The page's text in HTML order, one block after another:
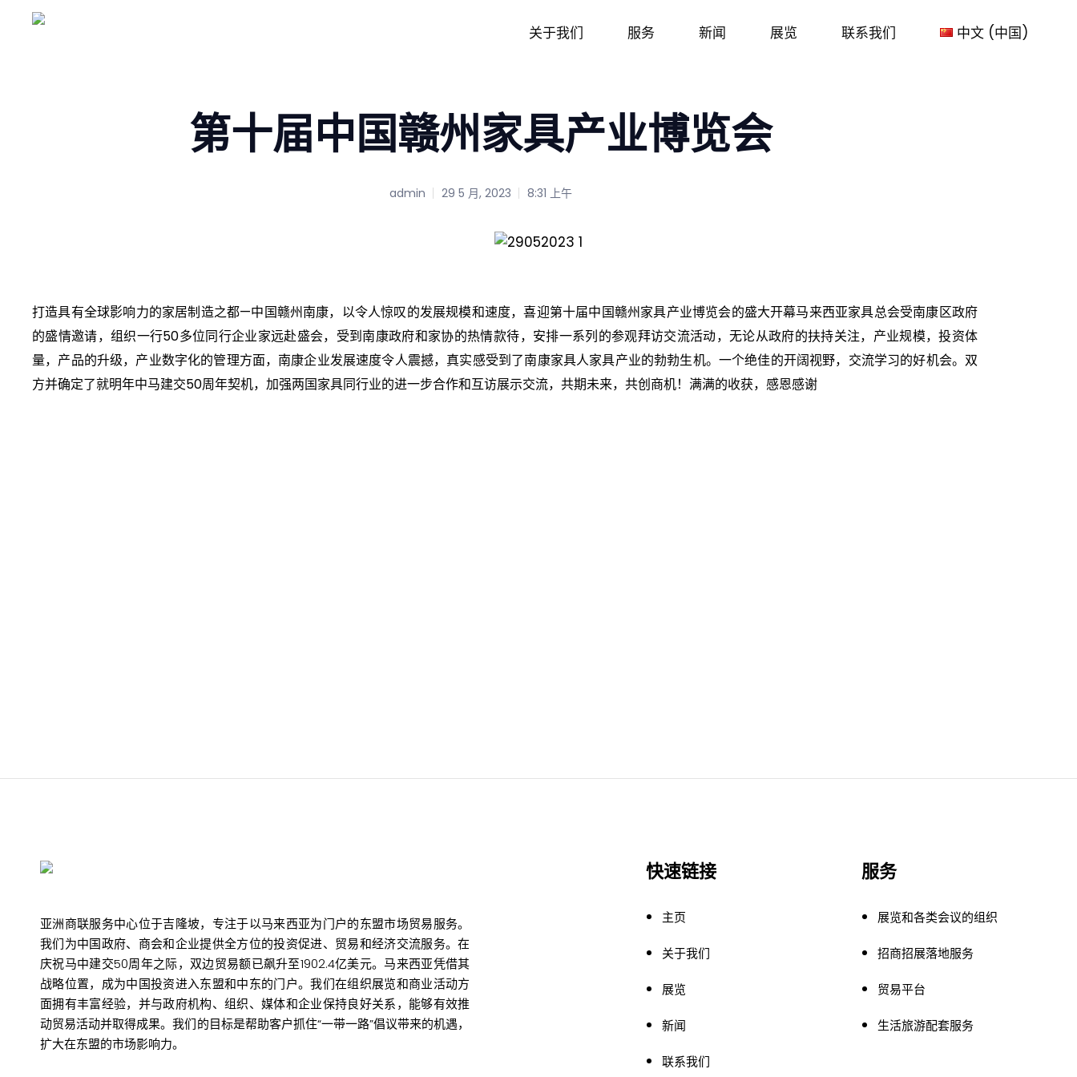
关于我们 服务 新闻 展览 联系我们 中文 (中国)
第十届中国赣州家具产业博览会
admin 29 5 月, 2023 8:31 上午
打造具有全球影响力的家居制造之都—中国赣州南康，以令人惊叹的发展规模和速度，喜迎第十届中国赣州家具产业博览会的盛大开幕马来西亚家具总会受南康区政府
的盛情邀请，组织一行50多位同行企业家远赴盛会，受到南康政府和家协的热情款待，安排一系列的参观拜访交流活动，无论从政府的扶持关注，产业规模，投资体
量，产品的升级，产业数字化的管理方面，南康企业发展速度令人震撼，真实感受到了南康家具人家具产业的勃勃生机。一个绝佳的开阔视野，交流学习的好机会。双
方并确定了就明年中马建交50周年契机，加强两国家具同行业的进一步合作和互访展示交流，共期未来，共创商机！满满的收获，感恩感谢
亚洲商联服务中心位于吉隆坡，专注于以马来西亚为门户的东盟市场贸易服务。
我们为中国政府、商会和企业提供全方位的投资促进、贸易和经济交流服务。在
庆祝马中建交50周年之际，双边贸易额已飙升至1902.4亿美元。马来西亚凭借其
战略位置，成为中国投资进入东盟和中东的门户。我们在组织展览和商业活动方
面拥有丰富经验，并与政府机构、组织、媒体和企业保持良好关系，能够有效推
动贸易活动并取得成果。我们的目标是帮助客户抓住“一带一路”倡议带来的机遇，
扩大在东盟的市场影响力。
快速链接
主页
关于我们
展览
新闻
联系我们
服务
展览和各类会议的组织
招商招展落地服务
贸易平台
生活旅游配套服务